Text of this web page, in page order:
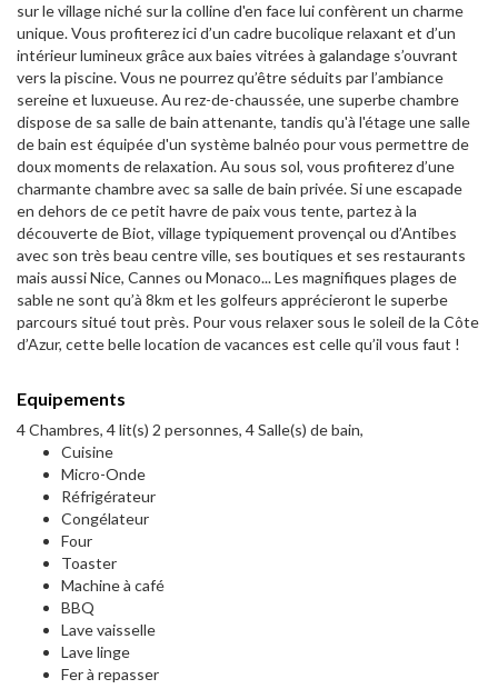
sur le village niché sur la colline d'en face lui confèrent un charme
unique. Vous profiterez ici d’un cadre bucolique relaxant et d’un
intérieur lumineux grâce aux baies vitrées à galandage s’ouvrant
vers la piscine. Vous ne pourrez qu’être séduits par l’ambiance
sereine et luxueuse. Au rez-de-chaussée, une superbe chambre
dispose de sa salle de bain attenante, tandis qu'à l'étage une salle
de bain est équipée d'un système balnéo pour vous permettre de
doux moments de relaxation. Au sous sol, vous profiterez d’une
charmante chambre avec sa salle de bain privée. Si une escapade
en dehors de ce petit havre de paix vous tente, partez à la
découverte de Biot, village typiquement provençal ou d’Antibes
avec son très beau centre ville, ses boutiques et ses restaurants
mais aussi Nice, Cannes ou Monaco... Les magnifiques plages de
sable ne sont qu’à 8km et les golfeurs apprécieront le superbe
parcours situé tout près. Pour vous relaxer sous le soleil de la Côte
d’Azur, cette belle location de vacances est celle qu’il vous faut !
Equipements
4 Chambres, 4 lit(s) 2 personnes, 4 Salle(s) de bain,
Cuisine
Micro-Onde
Réfrigérateur
Congélateur
Four
Toaster
Machine à café
BBQ
Lave vaisselle
Lave linge
Fer à repasser